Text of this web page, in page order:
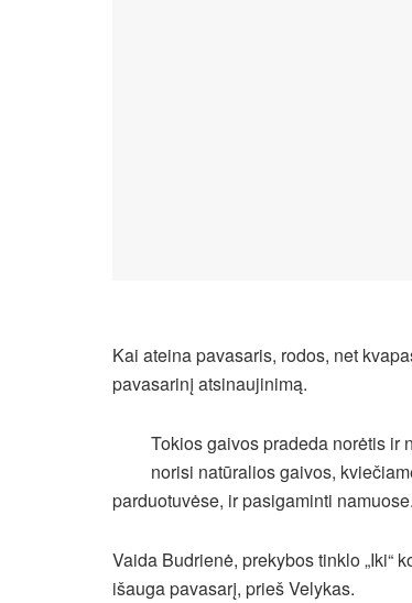
Kai ateina pavasaris, rodos, net
pavasarinį atsinaujinimą.
Tokios gaivos pradeda norėtis ir
norisi natūralios gaivos,
parduotuvėse, ir pasigaminti namuose.
Vaida Budrienė, prekybos tinklo „Iki“
išauga pavasarį, prieš Velykas.